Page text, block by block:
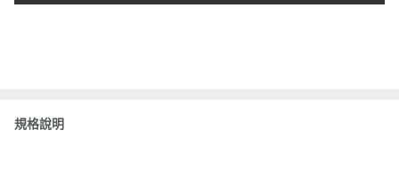
規格說明